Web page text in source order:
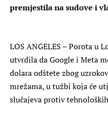
premjestila na sudove i
LOS ANGELES – Porota u
utvrdila da Google i Meta
dolara odštete zbog
mrežama, u tužbi koja će
slučajeva protiv